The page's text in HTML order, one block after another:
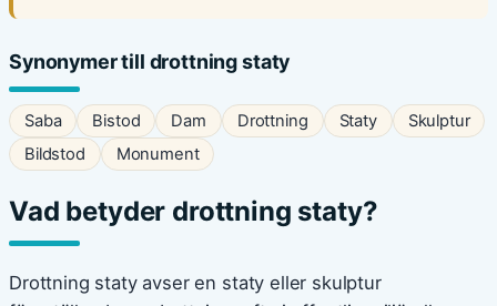
Synonymer till drottning staty
Saba Bistod Dam Drottning Staty
Skulptur
Bildstod
Monument
Vad betyder drottning staty?
Drottning staty avser en staty eller skulptur